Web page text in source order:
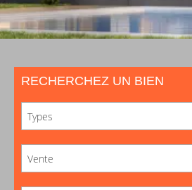
RECHERCHEZ UN BIEN
Types
Vente